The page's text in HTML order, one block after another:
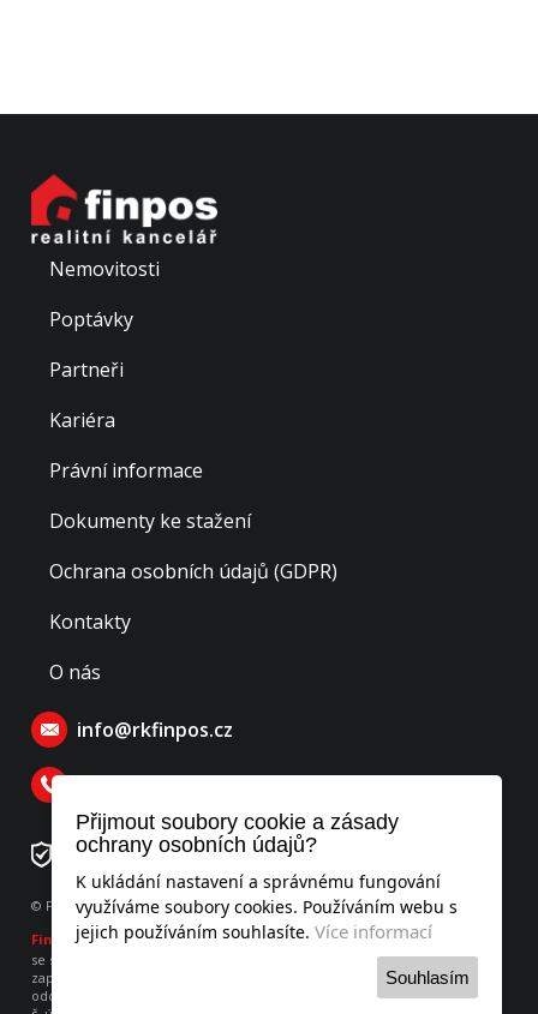
Přijmout soubory cookie a zásady
ochrany osobních údajů?
K ukládání nastavení a správnému fungování
využíváme soubory cookies. Používáním webu s
jejich používáním souhlasíte. Více informací
Souhlasím
Německem. Příjezd po asfaltové komunikaci, na
Nemovitosti
Poptávky
Partneři
Kariéra
Právní informace
Dokumenty ke stažení
Ochrana osobních údajů (GDPR)
Kontakty
O nás
info@rkfinpos.cz
Číslo rezervačního účtu: 276478195/0300
© Finpos realitní kancelář s.r.o., všechna práva vyhrazena
Finposrealitní kancelář s.r.o.
se sídlem Hodějovského 541, Benešov 256 01, IČO: 052 53 951
zapsaná v obchodním rejstříku vedeného u Městského soudu v Praze,
oddíl C, vložka 260736